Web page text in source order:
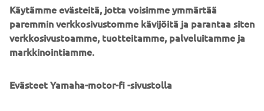
YRITYS
B2B
Käytämme evästeitä, jotta voisimme ymmärtää
paremmin verkkosivustomme kävijöitä ja parantaa siten
verkkosivustoamme, tuotteitamme, palveluitamme ja
markkinointiamme.
Evästeet Yamaha-motor-fi -sivustolla